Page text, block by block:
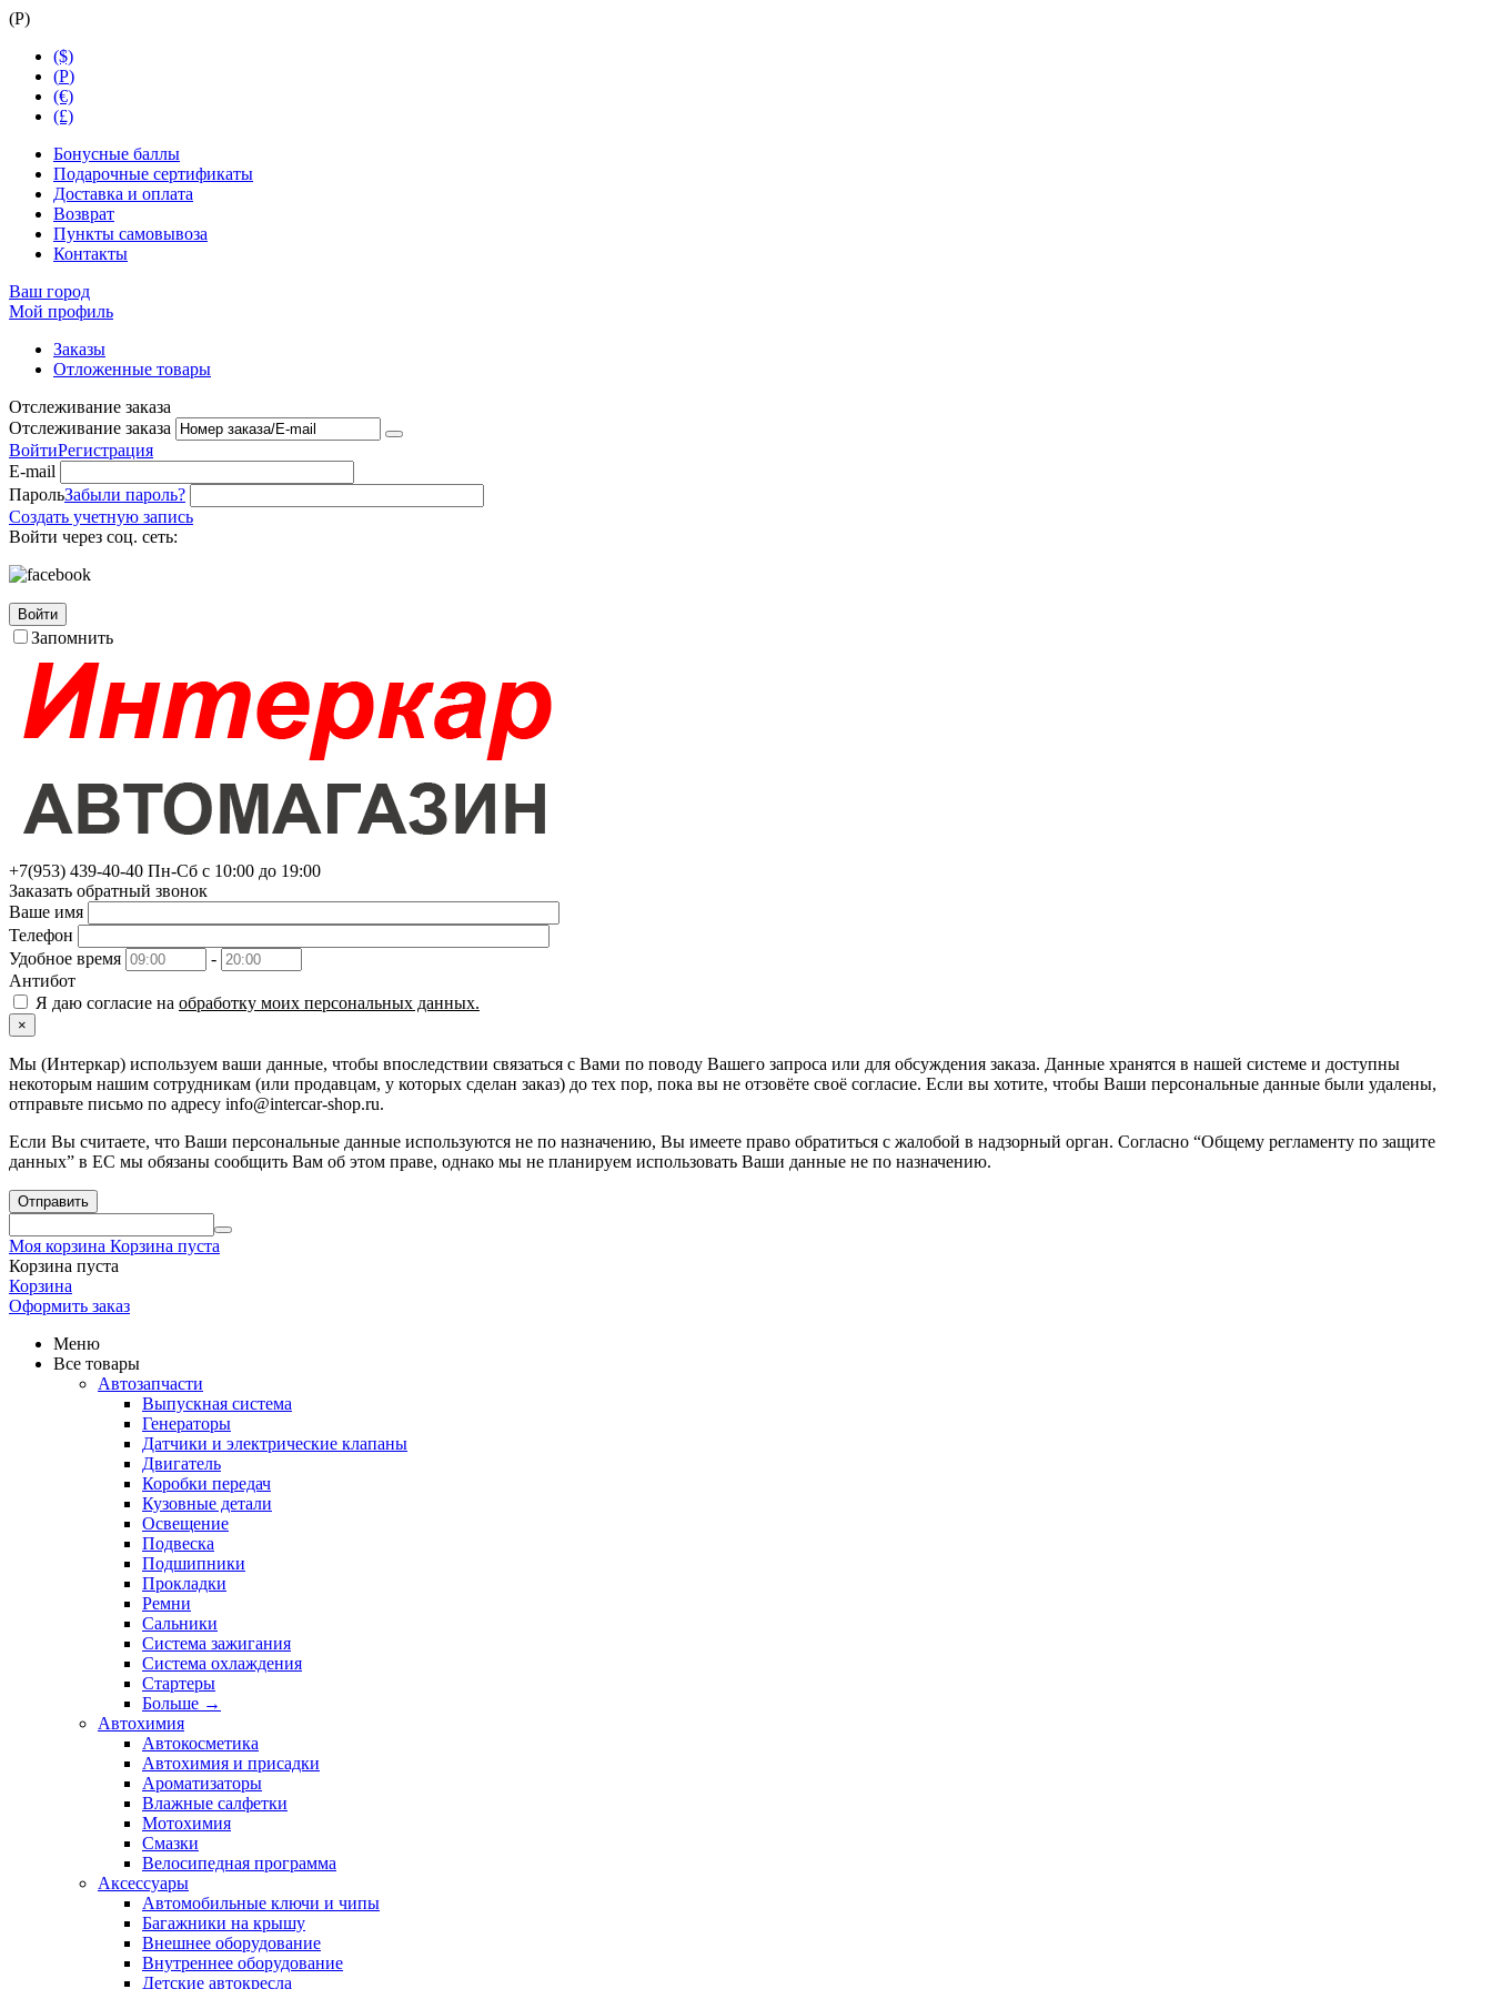
(Р)
($)
(Р)
(€)
(£)
Бонусные баллы
Подарочные сертификаты
Доставка и оплата
Возврат
Пункты самовывоза
Контакты
Ваш город
Мой профиль
Заказы
Отложенные товары
Отслеживание заказа
Отслеживание заказа
ВойтиРегистрация
E-mail
ПарольЗабыли пароль?
Создать учетную запись
Войти через соц. сеть:
Войти
Запомнить
+7(953) 439-40-40 Пн-Сб с 10:00 до 19:00
Заказать обратный звонок
Ваше имя
Телефон
Удобное время
-
Антибот
Я даю согласие на обработку моих персональных данных.
×
Мы (Интеркар) используем ваши данные, чтобы впоследствии связаться с Вами по поводу Вашего запроса или для обсуждения заказа. Данные хранятся в нашей системе и доступны
некоторым нашим сотрудникам (или продавцам, у которых сделан заказ) до тех пор, пока вы не отзовёте своё согласие. Если вы хотите, чтобы Ваши персональные данные были удалены,
отправьте письмо по адресу info@intercar-shop.ru.
Если Вы считаете, что Ваши персональные данные используются не по назначению, Вы имеете право обратиться с жалобой в надзорный орган. Согласно “Общему регламенту по защите
данных” в ЕС мы обязаны сообщить Вам об этом праве, однако мы не планируем использовать Ваши данные не по назначению.
Отправить
Моя корзина Корзина пуста
Корзина пуста
Корзина
Оформить заказ
Меню
Все товары
Автозапчасти
Выпускная система
Генераторы
Датчики и электрические клапаны
Двигатель
Коробки передач
Кузовные детали
Освещение
Подвеска
Подшипники
Прокладки
Ремни
Сальники
Система зажигания
Система охлаждения
Стартеры
Больше →
Автохимия
Автокосметика
Автохимия и присадки
Ароматизаторы
Влажные салфетки
Мотохимия
Смазки
Велосипедная программа
Аксессуары
Автомобильные ключи и чипы
Багажники на крышу
Внешнее оборудование
Внутреннее оборудование
Детские автокресла